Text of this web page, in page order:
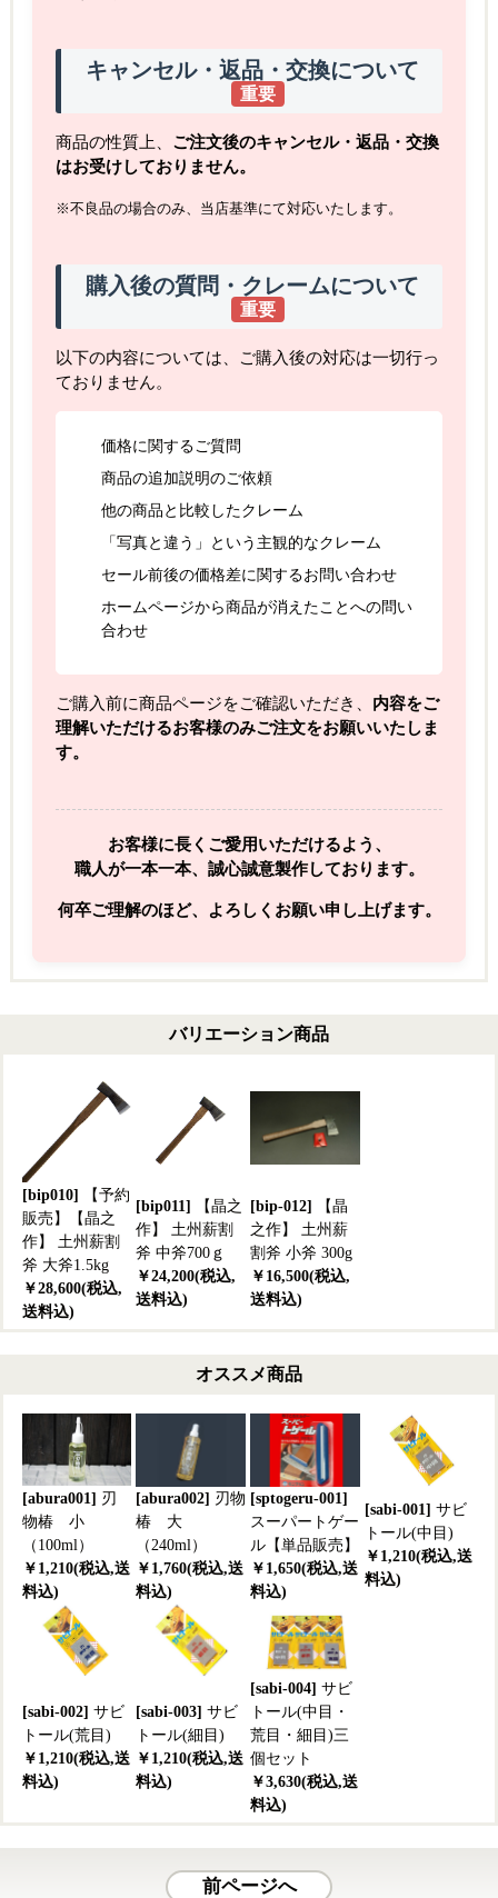
キャンセル・返品・交換について
重要
商品の性質上、 ご注文後のキャンセル・返品・交換
はお受けしておりません。
※不良品の場合のみ、当店基準にて対応いたします。
購入後の質問・クレームについて
重要
以下の内容については、ご購入後の対応は一切行っ
ておりません。
価格に関するご質問
商品の追加説明のご依頼
他の商品と比較したクレーム
「写真と違う」という主観的なクレーム
セール前後の価格差に関するお問い合わせ
ホームページから商品が消えたことへの問い
合わせ
ご購入前に商品ページをご確認いただき、 内容をご
理解いただけるお客様のみご注文をお願いいたしま
す。
お客様に長くご愛用いただけるよう、
職人が一本一本、誠心誠意製作しております。
何卒ご理解のほど、よろしくお願い申し上げます。
バリエーション商品
[bip010]
【予約
販売】【晶之
作】 土州薪割
斧 大斧1.5kg
￥28,600(税込,
送料込)
[bip011]
【晶之
作】 土州薪割
斧 中斧700ｇ
￥24,200(税込,
送料込)
[bip-012]
【晶
之作】 土州薪
割斧 小斧 300g
￥16,500(税込,
送料込)
オススメ商品
[abura001] 刃
物椿 小
（100ml）
￥1,210(税込,送
料込)
[abura002] 刃物
椿 大
（240ml）
￥1,760(税込,送
料込)
[sptogeru-001]
スーパートゲー
ル【単品販売】
￥1,650(税込,送
料込)
[sabi-001] サビ
トール(中目)
￥1,210(税込,送
料込)
[sabi-002] サビ
トール(荒目)
￥1,210(税込,送
料込)
[sabi-003] サビ
トール(細目)
￥1,210(税込,送
料込)
[sabi-004] サビ
トール(中目・
荒目・細目)三
個セット
￥3,630(税込,送
料込)
前ページへ